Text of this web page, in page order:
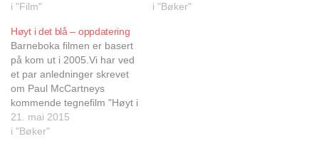
i "Film"
i "Bøker"
Høyt i det blå – oppdatering
Barneboka filmen er basert
på kom ut i 2005.Vi har ved
et par anledninger skrevet
om Paul McCartneys
kommende tegnefilm "Høyt i
det blå" i Norwegian Wood,
og nå har Deadline kommet
21. mai 2015
i "Bøker"